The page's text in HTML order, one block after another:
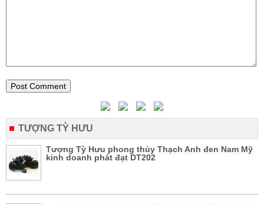
TƯỢNG TỲ HƯU
Tượng Tỳ Hưu phong thủy Thạch Anh đen Nam Mỹ
kinh doanh phát đạt DT202